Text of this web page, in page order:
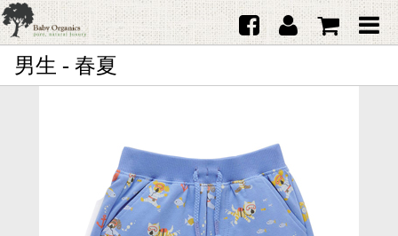
首頁
韓國Merebe寶寶配件
男生 - 春夏